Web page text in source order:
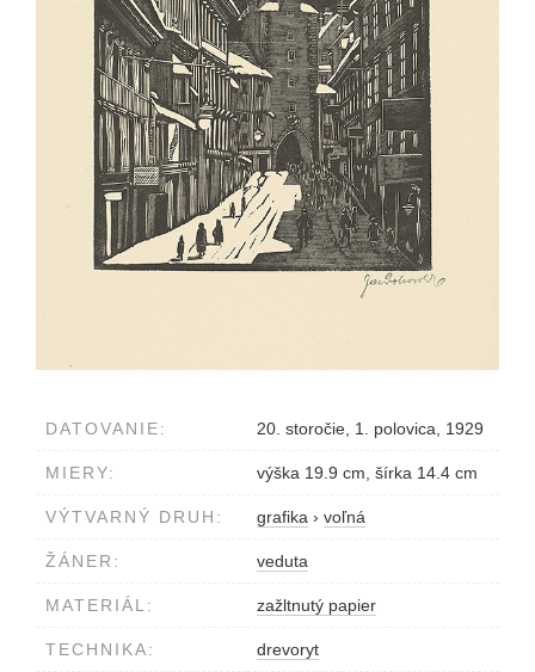
DATOVANIE: 20. storočie, 1. polovica, 1929
MIERY: výška 19.9 cm, šírka 14.4 cm
VÝTVARNÝ DRUH: grafika › voľná
ŽÁNER: veduta
MATERIÁL: zažltnutý papier
TECHNIKA: drevoryt